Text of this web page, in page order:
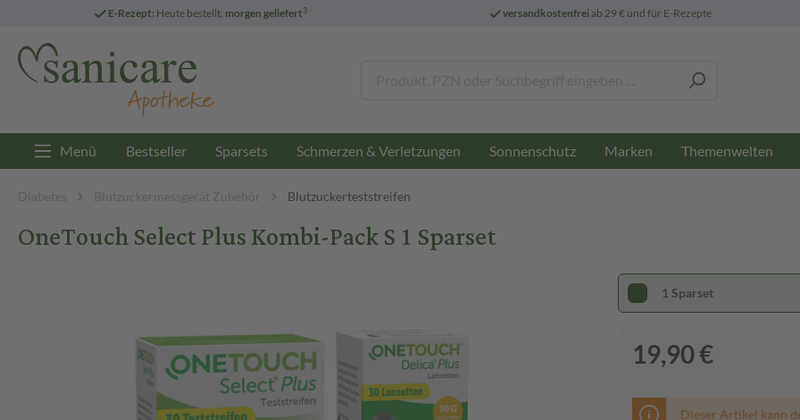
E-Rezept: Heute bestellt, morgen geliefert3 versandkostenfreiab 29 € und für E-Rezepte
Menü Bestseller Sparsets Schmerzen & Verletzungen Sonnenschutz Marken Themenwelten
Diabetes Blutzuckermessgerät Zubehör Blutzuckerteststreifen
OneTouch Select Plus Kombi-Pack S 1 Sparset
1 Sparset
19,90 €
Dieser Artikel kann